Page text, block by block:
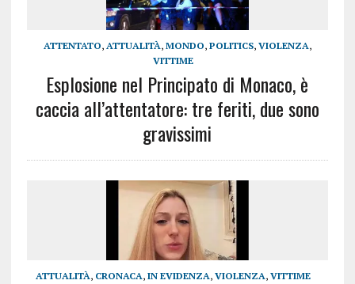
ATTENTATO, ATTUALITÀ, MONDO, POLITICS, VIOLENZA,
VITTIME
Esplosione nel Principato di Monaco, è
caccia all’attentatore: tre feriti, due sono
gravissimi
ATTUALITÀ, CRONACA,IN EVIDENZA,VIOLENZA,VITTIME